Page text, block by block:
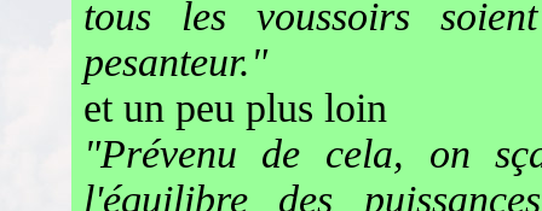
tous les voussoirs
pesanteur."
et un peu plus loin
"Prévenu de cela, on
l'équilibre des